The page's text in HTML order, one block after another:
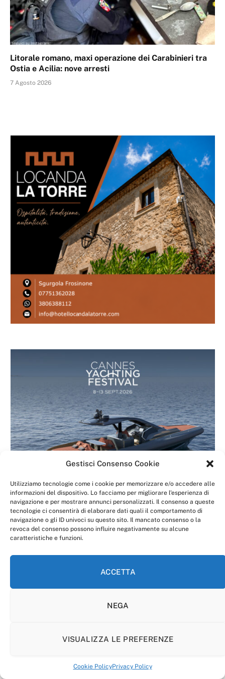
Gestisci Consenso Cookie
Utilizziamo tecnologie come i cookie per memorizzare e/o accedere alle
informazioni del dispositivo. Lo facciamo per migliorare l'esperienza di
navigazione e per mostrare annunci personalizzati. Il consenso a queste
tecnologie ci consentirà di elaborare dati quali il comportamento di
navigazione o gli ID univoci su questo sito. Il mancato consenso o la
revoca del consenso possono influire negativamente su alcune
caratteristiche e funzioni.
ACCETTA
NEGA
VISUALIZZA LE PREFERENZE
Cookie PolicyPrivacy Policy
Litorale romano, maxi operazione dei Carabinieri tra
Ostia e Acilia: nove arresti
7 Agosto 2026